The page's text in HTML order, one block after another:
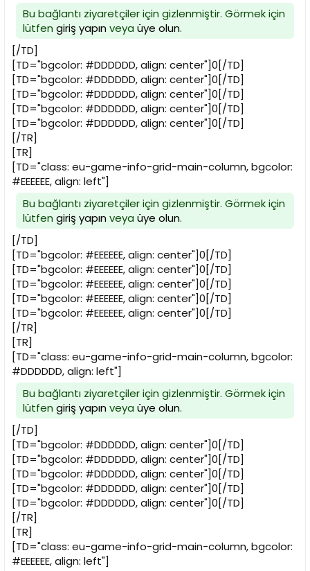
Bu bağlantı ziyaretçiler için gizlenmiştir. Görmek için
lütfen giriş yapınveya üye olun.
[/TD]
[TD="bgcolor: #DDDDDD, align: center"]0[/TD]
[TD="bgcolor: #DDDDDD, align: center"]0[/TD]
[TD="bgcolor: #DDDDDD, align: center"]0[/TD]
[TD="bgcolor: #DDDDDD, align: center"]0[/TD]
[TD="bgcolor: #DDDDDD, align: center"]0[/TD]
[/TR]
[TR]
[TD="class: eu-game-info-grid-main-column, bgcolor:
#EEEEEE, align: left"]
Bu bağlantı ziyaretçiler için gizlenmiştir. Görmek için
lütfen giriş yapınveya üye olun.
[/TD]
[TD="bgcolor: #EEEEEE, align: center"]0[/TD]
[TD="bgcolor: #EEEEEE, align: center"]0[/TD]
[TD="bgcolor: #EEEEEE, align: center"]0[/TD]
[TD="bgcolor: #EEEEEE, align: center"]0[/TD]
[TD="bgcolor: #EEEEEE, align: center"]0[/TD]
[/TR]
[TR]
[TD="class: eu-game-info-grid-main-column, bgcolor:
#DDDDDD, align: left"]
Bu bağlantı ziyaretçiler için gizlenmiştir. Görmek için
lütfen giriş yapınveya üye olun.
[/TD]
[TD="bgcolor: #DDDDDD, align: center"]0[/TD]
[TD="bgcolor: #DDDDDD, align: center"]0[/TD]
[TD="bgcolor: #DDDDDD, align: center"]0[/TD]
[TD="bgcolor: #DDDDDD, align: center"]0[/TD]
[TD="bgcolor: #DDDDDD, align: center"]0[/TD]
[/TR]
[TR]
[TD="class: eu-game-info-grid-main-column, bgcolor:
#EEEEEE, align: left"]